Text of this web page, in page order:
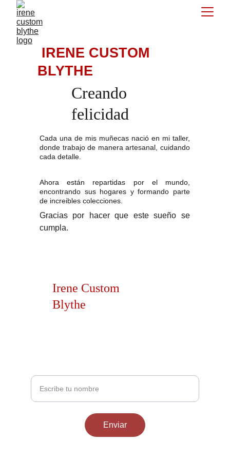
BLYTHE
Creando
felicidad
Cada una de mis muñecas nació en mi taller,
donde trabajo de manera artesanal, cuidando
cada detalle.
Ahora están repartidas por el mundo,
encontrando sus hogares y formando parte
de increibles colecciones.
Gracias por hacer que este sueño se
cumpla.
Irene Custom
Blythe
Enviar